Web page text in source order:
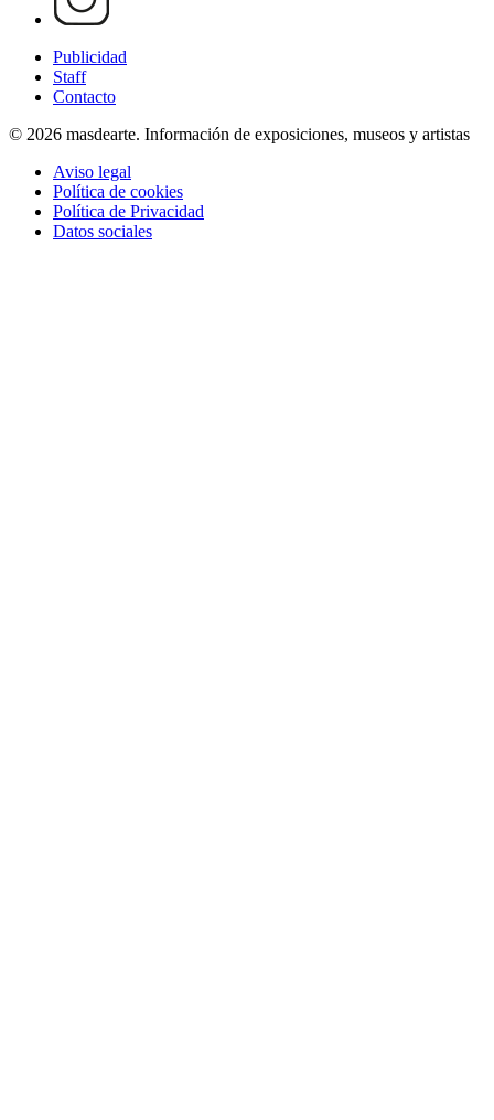
Publicidad
Staff
Contacto
© 2026 masdearte. Información de exposiciones, museos y artistas
Aviso legal
Política de cookies
Política de Privacidad
Datos sociales